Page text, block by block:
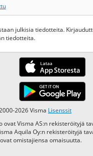
julkisia tiedotteita.
tiedotteita.
2026 Visma Lisenssit
ovat Visma AS:n rekisteröityjä
Aquila Oy:n rekisteröityjä
omistajiensa omaisuutta.